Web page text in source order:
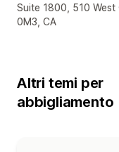
Recapiti del
Suite 1800, 510
0M3, CA
Altri temi per
abbigliamento